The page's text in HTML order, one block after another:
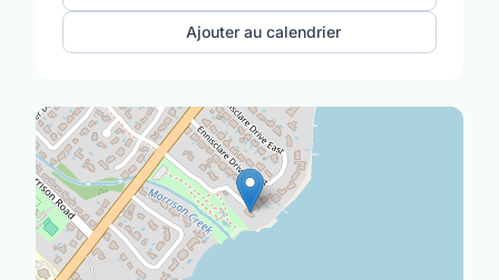
Ajouter au calendrier